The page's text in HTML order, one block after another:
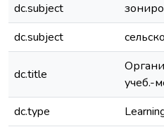
dc.subject
dc.subject
dc.title
учеб.-
dc.type